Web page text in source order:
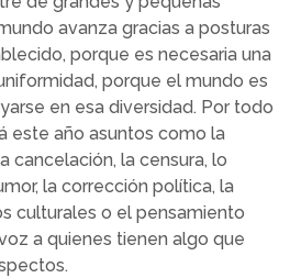
avanza gracias a posturas
porque es necesaria una
porque el mundo es
en esa diversidad. Por todo
este año asuntos como la
cancelación, la censura, lo
la corrección política, la
culturales o el pensamiento
a quienes tienen algo que